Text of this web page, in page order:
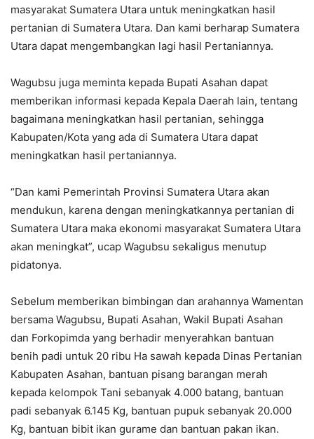
masyarakat Sumatera Utara untuk meningkatkan hasil
pertanian di Sumatera Utara. Dan kami berharap Sumatera
Utara dapat mengembangkan lagi hasil Pertaniannya.
Wagubsu juga meminta kepada Bupati Asahan dapat
memberikan informasi kepada Kepala Daerah lain, tentang
bagaimana meningkatkan hasil pertanian, sehingga
Kabupaten/Kota yang ada di Sumatera Utara dapat
meningkatkan hasil pertaniannya.
“Dan kami Pemerintah Provinsi Sumatera Utara akan
mendukun, karena dengan meningkatkannya pertanian di
Sumatera Utara maka ekonomi masyarakat Sumatera Utara
akan meningkat”, ucap Wagubsu sekaligus menutup
pidatonya.
Sebelum memberikan bimbingan dan arahannya Wamentan
bersama Wagubsu, Bupati Asahan, Wakil Bupati Asahan
dan Forkopimda yang berhadir menyerahkan bantuan
benih padi untuk 20 ribu Ha sawah kepada Dinas Pertanian
Kabupaten Asahan, bantuan pisang barangan merah
kepada kelompok Tani sebanyak 4.000 batang, bantuan
padi sebanyak 6.145 Kg, bantuan pupuk sebanyak 20.000
Kg, bantuan bibit ikan gurame dan bantuan pakan ikan.